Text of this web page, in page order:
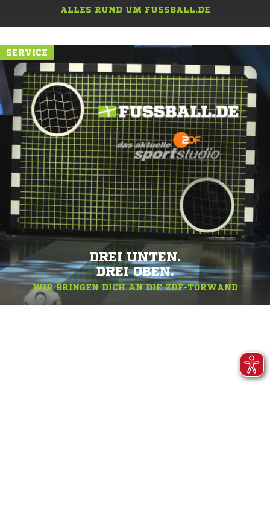
ALLES RUND UM FUSSBALL.DE
SERVICE
DREI UNTEN.
DREI OBEN.
WIR BRINGEN DICH AN DIE ZDF-TORWAND